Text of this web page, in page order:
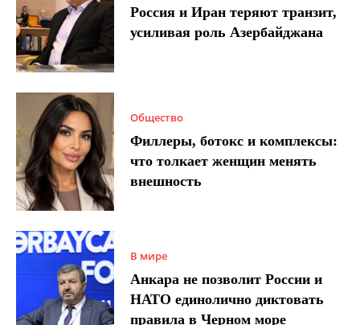
Россия и Иран теряют транзит,
усиливая роль Азербайджана
Общество
Филлеры, ботокс и комплексы:
что толкает женщин менять
внешность
В мире
Анкара не позволит России и
НАТО единолично диктовать
правила в Черном море